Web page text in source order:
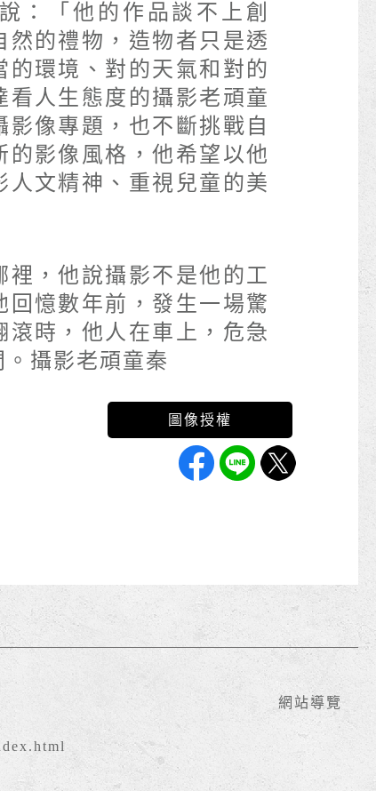
：「他的作品談不上創
然的禮物，造物者只是透
的環境、對的天氣和對的
看人生態度的攝影老頑童
像專題，也不斷挑戰自
的影像風格，他希望以他
人文精神、重視兒童的美
裡，他說攝影不是他的工
回憶數年前，發生一場驚
滾時，他人在車上，危急
攝影老頑童秦
網站導覽